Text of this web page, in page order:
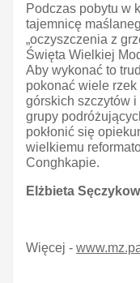
Podczas pobytu w
tajemnicę
„oczyszczenia z
Święta Wielkiej
Aby wykonać to
pokonać wiele
górskich szczytów i
grupy
pokłonić się
wielkiemu
Conghkapie.
Elżbieta
Więcej -